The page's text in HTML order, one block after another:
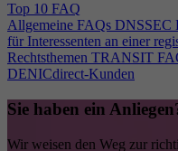
Top 10 FAQ
Allgemeine FAQs DNSSEC
für Interessenten an einer
Rechtsthemen TRANSIT
DENICdirect-Kunden
Sie haben ein
Wir weisen den Weg zur